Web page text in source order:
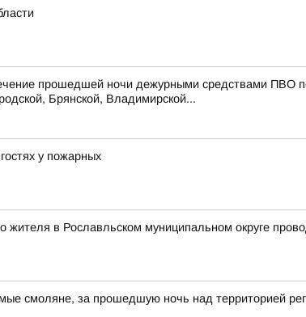
прошедшей ночи дежурными средствами ПВО
Брянской, Владимирской...
у пожарных
жителя в Рославльском муниципальном округе
смоляне, за прошедшую ночь над территорией